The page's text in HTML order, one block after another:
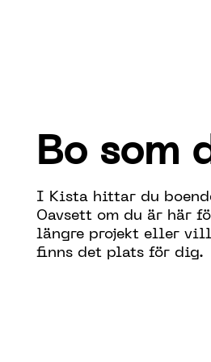
Bo som
I Kista hittar du
Oavsett om du är här
längre projekt eller
finns det plats för dig.